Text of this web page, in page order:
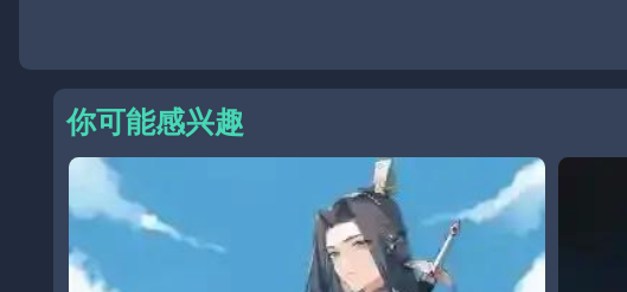
你可能感兴趣